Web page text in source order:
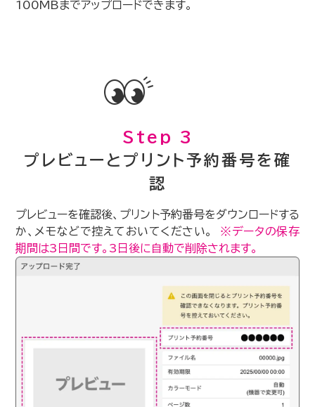
100MBまでアップロードできます。
Step 3
プレビューとプリント予約番号を確
認
プレビューを確認後、プリント予約番号をダウンロードする
か、メモなどで控えておいてください。 ※データの保存
期間は3日間です。3日後に自動で削除されます。